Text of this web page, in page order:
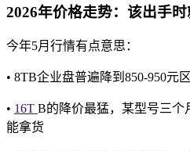
2026年价格走势：该出手
今年5月行情有点意思：
• 8TB企业盘普遍降到850-950元
• 16T B的降价最猛，某型号三个
能拿货